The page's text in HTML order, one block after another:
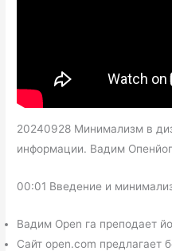
20240928 Минимализм в
информации. Вадим
00:01 Введение и
Вадим Open га преподает
Сайт open.com предлагает